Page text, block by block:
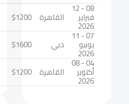
08 - 12
فبراير
2026
القاهرة $1200
07 - 11
يونيو
2026
دبي
$1600
04 - 08
أكتوبر
2026
القاهرة $1200